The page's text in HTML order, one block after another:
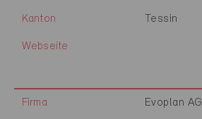
Kanton Tessin
Webseite
Firma Evoplan AG